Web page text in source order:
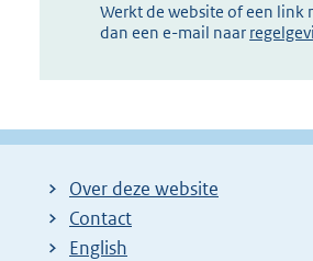
Werkt de website of een link
dan een e-mail naar
Over deze website
Contact
English